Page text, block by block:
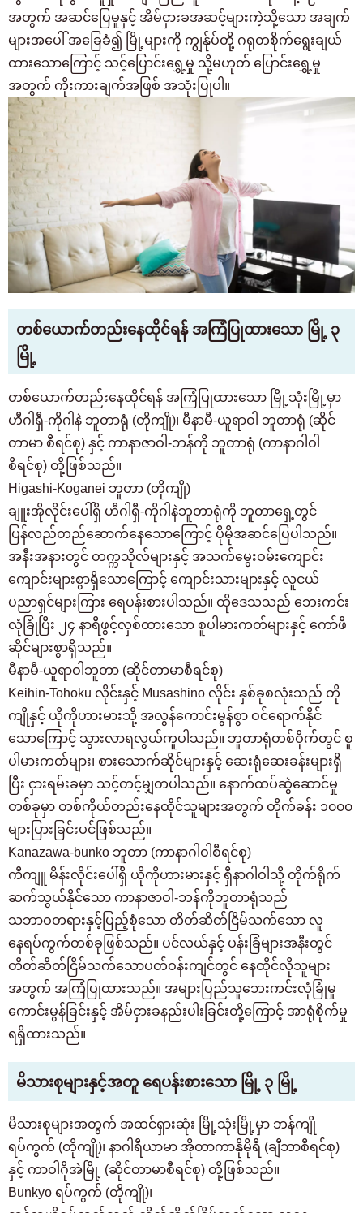
အတွက် အဆင်ပြေမှုနှင့် အိမ်ငှားခအဆင့်များကဲ့သို့သော အချက်
များအပေါ် အခြေခံ၍ မြို့များကို ကျွန်ုပ်တို့ ဂရုတစိုက်ရွေးချယ်
ထားသောကြောင့် သင့်ပြောင်းရွှေ့မှု သို့မဟုတ် ပြောင်းရွှေ့မှု
အတွက် ကိုးကားချက်အဖြစ် အသုံးပြုပါ။
တစ်ယောက်တည်းနေထိုင်ရန် အကြံပြုထားသော မြို့ ၃
မြို့
တစ်ယောက်တည်းနေထိုင်ရန် အကြံပြုထားသော မြို့သုံးမြို့မှာ
ဟီဂါရှီ-ကိုဂါနဲ ဘူတာရုံ (တိုကျို)၊ မီနာမီ-ယူရာဝါ ဘူတာရုံ (ဆိုင်
တာမာ စီရင်စု) နှင့် ကာနာဇာဝါ-ဘန်ကို ဘူတာရုံ (ကာနာဂါဝါ
စီရင်စု) တို့ဖြစ်သည်။
Higashi-Koganei ဘူတာ (တိုကျို)
ချူးအိုလိုင်းပေါ်ရှိ ဟီဂါရှီ-ကိုဂါနဲဘူတာရုံကို ဘူတာရှေ့တွင်
ပြန်လည်တည်ဆောက်နေသောကြောင့် ပိုမိုအဆင်ပြေပါသည်။
အနီးအနားတွင် တက္ကသိုလ်များနှင့် အသက်မွေးဝမ်းကျောင်း
ကျောင်းများစွာရှိသောကြောင့် ကျောင်းသားများနှင့် လူငယ်
ပညာရှင်များကြား ရေပန်းစားပါသည်။ ထိုဒေသသည် ဘေးကင်း
လုံခြုံပြီး ၂၄ နာရီဖွင့်လှစ်ထားသော စူပါမားကတ်များနှင့် ကော်ဖီ
ဆိုင်များစွာရှိသည်။
မီနာမီ-ယူရာဝါဘူတာ (ဆိုင်တာမာစီရင်စု)
Keihin-Tohoku လိုင်းနှင့် Musashino လိုင်း နှစ်ခုစလုံးသည် တို
ကျိုနှင့် ယိုကိုဟားမားသို့ အလွန်ကောင်းမွန်စွာ ဝင်ရောက်နိုင်
သောကြောင့် သွားလာရလွယ်ကူပါသည်။ ဘူတာရုံတစ်ဝိုက်တွင် စူ
ပါမားကတ်များ၊ စားသောက်ဆိုင်များနှင့် ဆေးရုံဆေးခန်းများရှိ
ပြီး ငှားရမ်းခမှာ သင့်တင့်မျှတပါသည်။ နောက်ထပ်ဆွဲဆောင်မှု
တစ်ခုမှာ တစ်ကိုယ်တည်းနေထိုင်သူများအတွက် တိုက်ခန်း ၁၀၀၀
များပြားခြင်းပင်ဖြစ်သည်။
Kanazawa-bunko ဘူတာ (ကာနာဂါဝါစီရင်စု)
ကီကျူ မိန်းလိုင်းပေါ်ရှိ ယိုကိုဟားမားနှင့် ရှီနာဂါဝါသို့ တိုက်ရိုက်
ဆက်သွယ်နိုင်သော ကာနာဇာဝါ-ဘန်ကိုဘူတာရုံသည်
သဘာဝတရားနှင့်ပြည့်စုံသော တိတ်ဆိတ်ငြိမ်သက်သော လူ
နေရပ်ကွက်တစ်ခုဖြစ်သည်။ ပင်လယ်နှင့် ပန်းခြံများအနီးတွင်
တိတ်ဆိတ်ငြိမ်သက်သောပတ်ဝန်းကျင်တွင် နေထိုင်လိုသူများ
အတွက် အကြံပြုထားသည်။ အများပြည်သူဘေးကင်းလုံခြုံမှု
ကောင်းမွန်ခြင်းနှင့် အိမ်ငှားခနည်းပါးခြင်းတို့ကြောင့် အာရုံစိုက်မှု
ရရှိထားသည်။
မိသားစုများနှင့်အတူ ရေပန်းစားသော မြို့ ၃ မြို့
မိသားစုများအတွက် အထင်ရှားဆုံး မြို့သုံးမြို့မှာ ဘန်ကျို
ရပ်ကွက် (တိုကျို)၊ နာဂါရီယာမာ အိုတာကာနိုမိုရီ (ချီဘာစီရင်စု)
နှင့် ကာဝါဂိုအဲမြို့ (ဆိုင်တာမာစီရင်စု) တို့ဖြစ်သည်။
Bunkyo ရပ်ကွက် (တိုကျို)၊